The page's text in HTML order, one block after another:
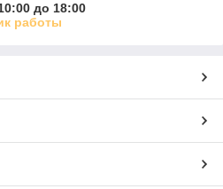
до 18:00
работы